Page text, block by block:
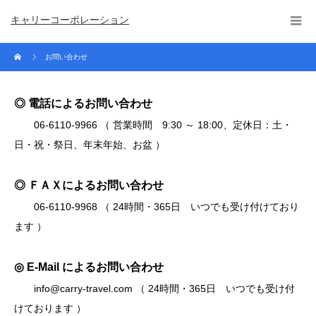
キャリーコーポレーション
お問い合わせ
◎ 電話によるお問い合わせ
06-6110-9966 （ 営業時間 9:30 ～ 18:00、定休日：土・
日・祝・祭日、年末年始、お盆 ）
◎ ＦＡＸによるお問い合わせ
06-6110-9968 （ 24時間・365日 いつでも受け付けており
ます ）
◎ E-Mail によるお問い合わせ
info@carry-travel.com （ 24時間・365日 いつでも受け付
けております ）